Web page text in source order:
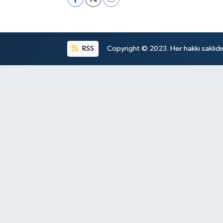
RSS Copyright © 2023. Her hakkı